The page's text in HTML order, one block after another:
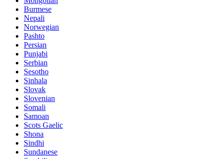
Burmese
Nepali
Norwegian
Pashto
Persian
Punjabi
Serbian
Sesotho
Sinhala
Slovak
Slovenian
Somali
Samoan
Scots Gaelic
Shona
Sindhi
Sundanese